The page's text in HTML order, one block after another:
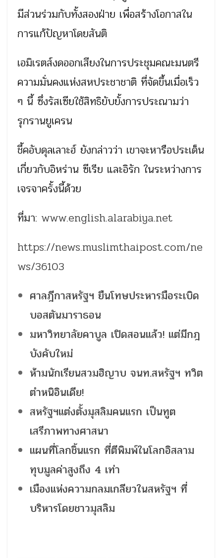
มีส่วนร่วมกับทั้งสองฝ่าย เพื่อสร้างโอกาสใน
การแก้ปัญหาโดยสันติ
เอมิเรตส์งดออกเสียงในการประชุมคณะมนตรี
ความมั่นคงแห่งสหประชาชาติ ที่จัดขึ้นเมื่อเร็ว
ๆ นี้ ซึ่งรัสเซียใช้สิทธิยับยั้งการประณามว่า
รุกรานยูเครน
ชี้คอับดุลเลาะฮ์ ยังกล่าวว่า เขาจะหารือประเด็น
เกี่ยวกับอิหร่าน ซีเรีย และอิรัก ในระหว่างการ
เจรจาครั้งนี้ด้วย
ที่มา: www.english.alarabiya.net
https://news.muslimthaipost.com/ne
ws/36103
ศาลฎีกาสหรัฐฯ ยืนโทษประหารมือระเบิด
บอสตันมาราธอน
มหาวิทยาลัยคาบูล เปิดสอนแล้ว! แต่มีกฎ
บังคับใหม่
ห้ามนักเรียนสวมฮิญาบ จนท.สหรัฐฯ ทวิต
ตำหนิอินเดีย!
สหรัฐฯแต่งตั้งมุสลิมคนแรก เป็นทูต
เสรีภาพทางศาสนา
แผนที่โลกชิ้นแรก ที่ตีพิมพ์ในโลกอิสลาม
ทุบมูลค่าสูงถึง 4 เท่า
เมืองแห่งความกลมเกลียวในสหรัฐฯ ที่
บริหารโดยชาวมุสลิม